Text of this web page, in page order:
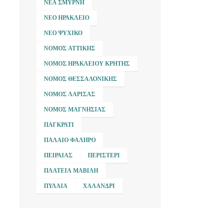
ΝΈΑ ΣΜΎΡΝΗ
ΝΈΟ ΗΡΆΚΛΕΙΟ
ΝΈΟ ΨΥΧΙΚΌ
ΝΟΜΌΣ ΑΤΤΙΚΉΣ
ΝΟΜΌΣ ΗΡΑΚΛΕΊΟΥ ΚΡΉΤΗΣ
ΝΟΜΌΣ ΘΕΣΣΑΛΟΝΊΚΗΣ
ΝΟΜΌΣ ΛΆΡΙΣΑΣ
ΝΟΜΌΣ ΜΑΓΝΗΣΊΑΣ
ΠΑΓΚΡΆΤΙ
ΠΑΛΑΙΌ ΦΆΛΗΡΟ
ΠΕΙΡΑΙΆΣ ΠΕΡΙΣΤΈΡΙ
ΠΛΑΤΕΊΑ ΜΑΒΊΛΗ
ΠΥΛΑΊΑ ΧΑΛΆΝΔΡΙ